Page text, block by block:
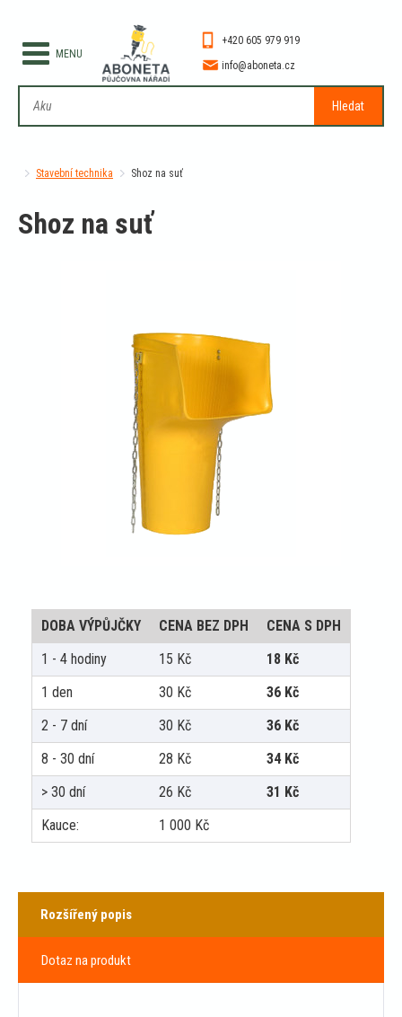
Hledat
+420 605 979 919
info@aboneta.cz
Stavební technika Shoz na suť
Shoz na suť
DOBA VÝPŮJČKY CENA BEZ DPH
CENA S DPH
1 - 4 hodiny
15 Kč 18 Kč
1 den
30 Kč 36 Kč
2 - 7 dní
30 Kč 36 Kč
8 - 30 dní
28 Kč 34 Kč
> 30 dní
26 Kč 31 Kč
Kauce:
1 000 Kč
Rozšířený popis
Dotaz na produkt